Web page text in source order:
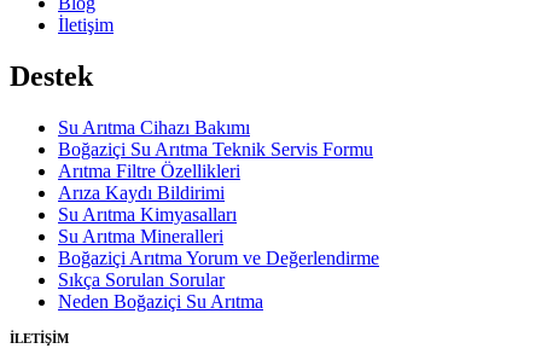
İletişim
Destek
Su Arıtma Cihazı Bakımı
Boğaziçi Su Arıtma Teknik Servis Formu
Arıtma Filtre Özellikleri
Arıza Kaydı Bildirimi
Su Arıtma Kimyasalları
Su Arıtma Mineralleri
Boğaziçi Arıtma Yorum ve Değerlendirme
Sıkça Sorulan Sorular
Neden Boğaziçi Su Arıtma
İLETİŞİM